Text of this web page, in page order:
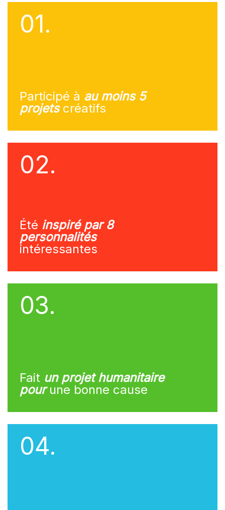
01.
Participé à au moins 5
projetscréatifs
02.
Été inspiré par 8
personnalités
intéressantes
03.
Fait un projet humanitaire
pourune bonne cause
04.